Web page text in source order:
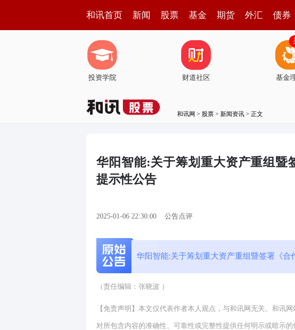
和讯首页 新闻 股票 基金 期货 外汇 债券
投资学院 财道社区 基金
和讯网 > 股票 > 新闻资讯 > 正文
华阳智能:关于筹划重大资产重组暨
提示性公告
2025-01-06 22:30:00 公告点评
华阳智能:关于筹划重大资产重组暨签署《合
（责任编辑：张晓波 ）
【免责声明】本文仅代表作者本人观点，与和讯网无关。和讯
对所包含内容的准确性、可靠性或完整性提供任何明示或暗示